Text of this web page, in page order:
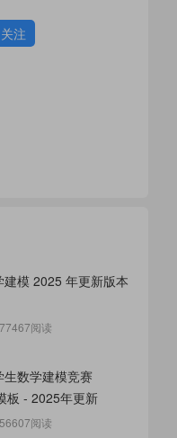
关注
建模 2025 年更新版本
77467阅读
生数学建模竞赛
板 - 2025年更新
56607阅读